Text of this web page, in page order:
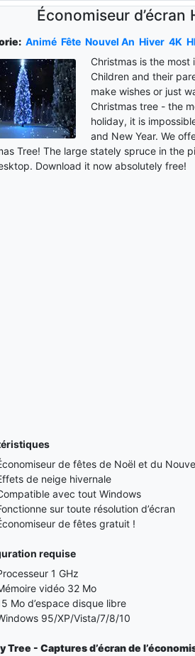
Économiseur d’écran
Animé Fête Nouvel An Hiver 4K
Christmas is the
Children and their
make wishes or just
Christmas tree - the
holiday, it is
and New Year. We
Tree! The large stately spruce in the
Download it now absolutely free!
de fêtes de Noël et du
de neige hivernale
avec tout Windows
sur toute résolution d’écran
de fêtes gratuit !
requise
1 GHz
vidéo 32 Mo
Mo d’espace disque libre
95/XP/Vista/7/8/10
Tree - Captures d’écran de